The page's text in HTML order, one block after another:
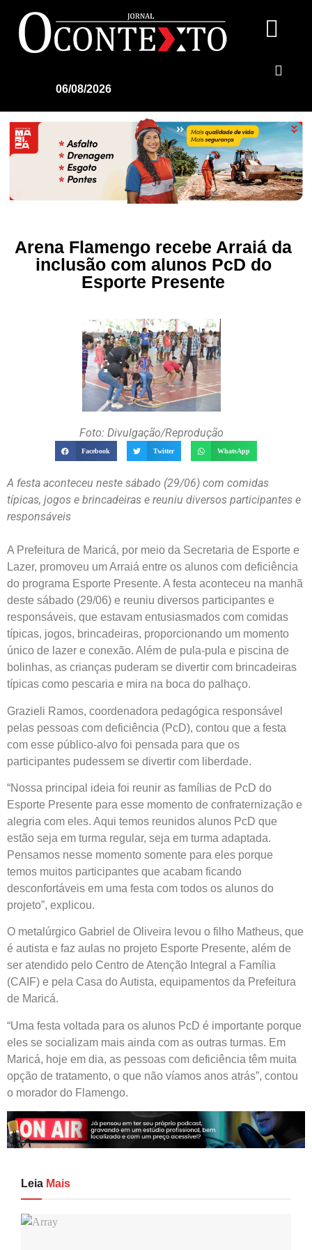
06/08/2026
Arena Flamengo recebe Arraiá da
inclusão com alunos PcD do
Esporte Presente
Foto: Divulgação/Reprodução
Facebook Twitter WhatsApp
A festa aconteceu neste sábado (29/06) com comidas
típicas, jogos e brincadeiras e reuniu diversos participantes e
responsáveis
A Prefeitura de Maricá, por meio da Secretaria de Esporte e
Lazer, promoveu um Arraiá entre os alunos com deficiência
do programa Esporte Presente. A festa aconteceu na manhã
deste sábado (29/06) e reuniu diversos participantes e
responsáveis, que estavam entusiasmados com comidas
típicas, jogos, brincadeiras, proporcionando um momento
único de lazer e conexão. Além de pula-pula e piscina de
bolinhas, as crianças puderam se divertir com brincadeiras
típicas como pescaria e mira na boca do palhaço.
Grazieli Ramos, coordenadora pedagógica responsável
pelas pessoas com deficiência (PcD), contou que a festa
com esse público-alvo foi pensada para que os
participantes pudessem se divertir com liberdade.
“Nossa principal ideia foi reunir as famílias de PcD do
Esporte Presente para esse momento de confraternização e
alegria com eles. Aqui temos reunidos alunos PcD que
estão seja em turma regular, seja em turma adaptada.
Pensamos nesse momento somente para eles porque
temos muitos participantes que acabam ficando
desconfortáveis em uma festa com todos os alunos do
projeto”, explicou.
O metalúrgico Gabriel de Oliveira levou o filho Matheus, que
é autista e faz aulas no projeto Esporte Presente, além de
ser atendido pelo Centro de Atenção Integral a Família
(CAIF) e pela Casa do Autista, equipamentos da Prefeitura
de Maricá.
“Uma festa voltada para os alunos PcD é importante porque
eles se socializam mais ainda com as outras turmas. Em
Maricá, hoje em dia, as pessoas com deficiência têm muita
opção de tratamento, o que não víamos anos atrás”, contou
o morador do Flamengo.
Leia Mais